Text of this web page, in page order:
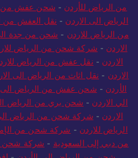
من الرياض للأردن - شحن عفش من
الرياض الى الاردن - نقل العفش من
من الرياض للاردن - شحن من جدة
الاردن - شركة شحن من الرياض
الاردن - نقل عفش من الرياض
الاردن - نقل اثاث من الرياض الى
الأردن - شحن عفش من الرياض الى
الي الاردن - شحن بري من الرياض
الاردن - شركة شحن من الرياض
الرياض للاردن - شركة شحن من
من دبي إلى السعودية - شركة شحن